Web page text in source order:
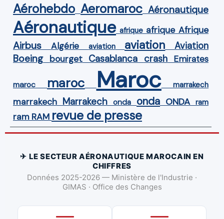
Aérohebdo Aeromaroc Aéronautique
Aéronautique afrique afrique Afrique
Airbus Algérie aviation aviation Aviation
Boeing bourget Casablanca crash Emirates
maroc maroc Maroc marrakech
marrakech Marrakech onda onda ONDA ram
ram RAM revue de presse
✈ LE SECTEUR AÉRONAUTIQUE MAROCAIN EN
CHIFFRES
Données 2025-2026 — Ministère de l'Industrie ·
GIMAS · Office des Changes